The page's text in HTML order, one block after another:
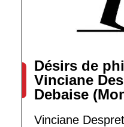
Désirs de
Vinciane
Debaise
Vinciane